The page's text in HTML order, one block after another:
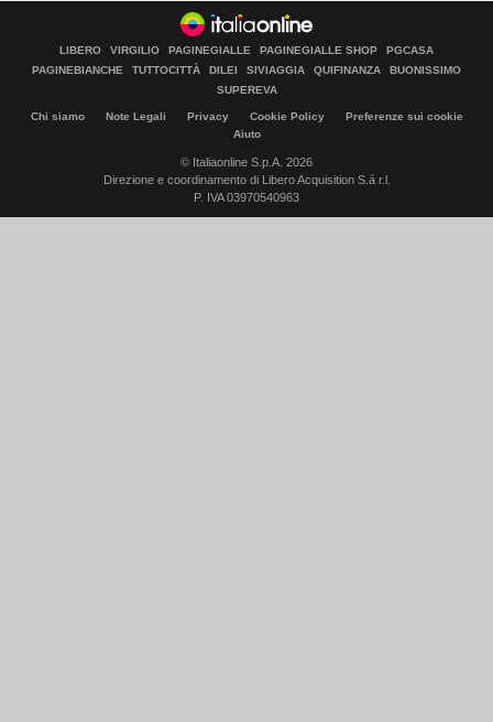
LIBERO VIRGILIO PAGINEGIALLE PAGINEGIALLE SHOP
PGCASA
PAGINEBIANCHE
TUTTOCITTÀ DILEI SIVIAGGIA QUIFINANZA
BUONISSIMO
SUPEREVA
Chi siamo Note Legali Privacy Cookie Policy
Preferenze sui cookie
Aiuto
© Italiaonline S.p.A. 2026
Direzione e coordinamento di Libero Acquisition S.á r.l.
P. IVA 03970540963